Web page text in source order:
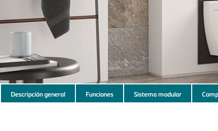
Subnavigation
of
Descripción general Funciones Sistema modular